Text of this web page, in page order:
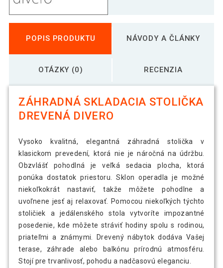
POPIS PRODUKTU NÁVODY A ČLÁNKY
OTÁZKY (0) RECENZIA
ZÁHRADNÁ SKLADACIA STOLIČKA
DREVENÁ DIVERO
Vysoko kvalitná, elegantná záhradná stolička v
klasickom prevedení, ktorá nie je náročná na údržbu.
Obzvlášť pohodlná je veľká sedacia plocha, ktorá
ponúka dostatok priestoru. Sklon operadla je možné
niekoľkokrát nastaviť, takže môžete pohodlne a
uvoľnene jesť aj relaxovať. Pomocou niekoľkých týchto
stoličiek a jedálenského stola vytvoríte impozantné
posedenie, kde môžete stráviť hodiny spolu s rodinou,
priateľmi a známymi. Drevený nábytok dodáva Vašej
terase, záhrade alebo balkónu prírodnú atmosféru.
Stojí pre trvanlivosť, pohodu a nadčasovú eleganciu.